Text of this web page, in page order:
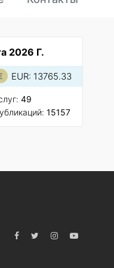
2026 Г.
EUR: 13765.33
49
15157